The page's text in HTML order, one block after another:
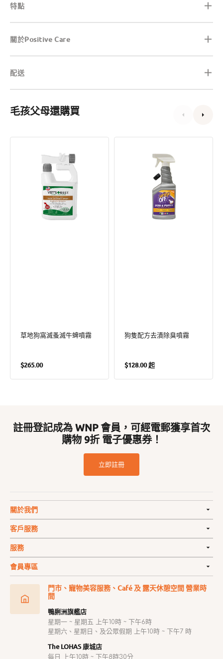
特點
關於Positive Care
配送
毛孩父母還購買
草地狗窩滅蚤滅牛蜱噴霧
定
$265.00
狗隻配方去漬除臭噴霧
定
$128.00 起
註冊登記成為 WNP 會員，可經電郵獲享首次
購物 9折 電子優惠券！
立即註冊
關於我們
客戶服務
服務
會員專區
門市、寵物美容服務、Café 及 露天休憩空間 營業時
間
鴨脷洲旗艦店
星期一 ~ 星期五 上午10時 ~ 下午6時
星期六、星期日、及公眾假期 上午10時 ~ 下午7 時
The LOHAS 康城店
每日 上午10時 ~ 下午8時30分